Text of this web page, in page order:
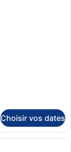
Choisir vos dates